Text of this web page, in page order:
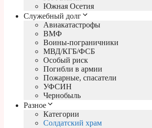
Южная Осетия
Служебный долг
Авиакатастрофы
ВМФ
Воины-пограничники
МВД/КГБ/ФСБ
Особый риск
Погибли в армии
Пожарные, спасатели
УФСИН
Чернобыль
Разное
Категории
Солдатский храм